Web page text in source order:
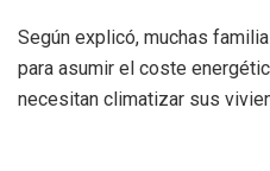
Según explicó, muchas
para asumir el coste
necesitan climatizar sus